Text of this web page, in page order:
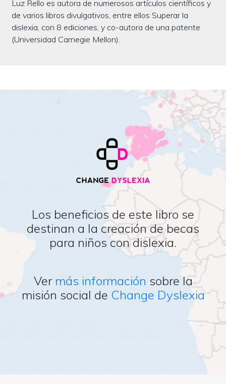
Luz Rello es autora de numerosos artículos científicos y
de varios libros divulgativos, entre ellos Superar la
dislexia, con 8 ediciones, y co-autora de una patente
(Universidad Carnegie Mellon).
Los beneficios de este libro se
destinan a la creación de becas
para niños con dislexia.
Ver más información sobre la
misión social de Change Dyslexia